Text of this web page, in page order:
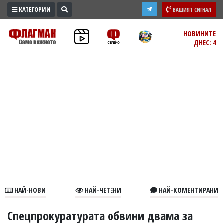
ПРОМО
ЗОНА
В
КАТЕГОРИИ ВАШИЯТ СИГНАЛ
НОВИНИТЕ
ДНЕС: 4
НАЙ-НОВИ НАЙ-ЧЕТЕНИ НАЙ-КОМЕНТИРАНИ
Спецпрокуратурата обвини двама за